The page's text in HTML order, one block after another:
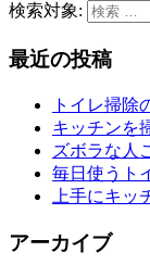
検索対象:
最近の投稿
トイレ掃除
キッチンを
ズボラな人
毎日使うト
上手にキッ
アーカイブ